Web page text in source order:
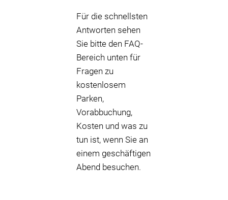
Für die schnellsten
Antworten sehen
Sie bitte den FAQ-
Bereich unten für
Fragen zu
kostenlosem
Parken,
Vorabbuchung,
Kosten und was zu
tun ist, wenn Sie an
einem geschäftigen
Abend besuchen.